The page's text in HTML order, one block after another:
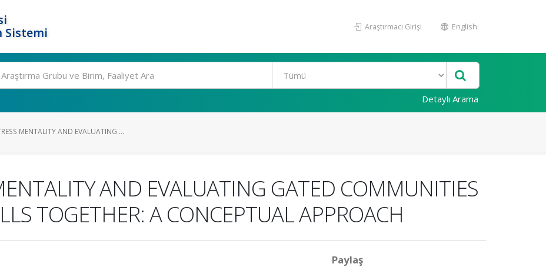
Sistemi
Araştırmacı Girişi English
Detaylı Arama
MENTALITY AND EVALUATING ...
AND EVALUATING GATED COMMUNITIES
TOGETHER: A CONCEPTUAL APPROACH
Paylaş